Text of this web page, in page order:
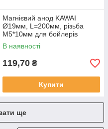
Магнієвий анод KAWAI
Ø19мм, L=200мм, різьба
M5*10мм для бойлерів
Ariston
В наявності
119,70 ₴
Купити
ще